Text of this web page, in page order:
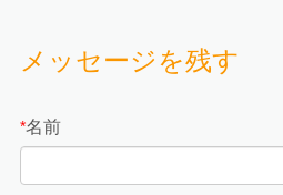
メッセージを残す
*名前